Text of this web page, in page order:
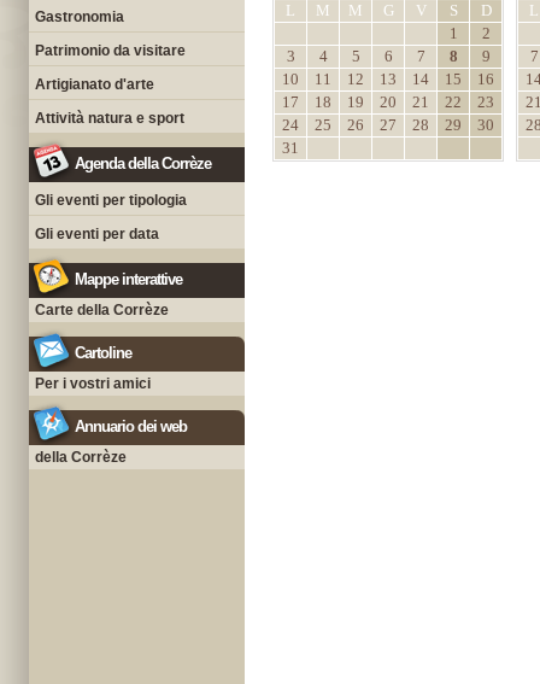
Gastronomia
Patrimonio da visitare
Artigianato d'arte
Attività natura e sport
Agenda della Corrèze
Gli eventi per tipologia
Gli eventi per data
Mappe interattive
Carte della Corrèze
Cartoline
Per i vostri amici
Annuario dei web
della Corrèze
L M M G V S
D
1
2
3
4 5 6 7 8
9
10
11 12 13 14 15
16
17
18 19 20 21 22
23
24
25 26 27 28 29
30
31
L
7